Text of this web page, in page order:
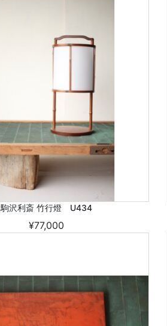
駒沢利斎 竹行燈 U434
¥77,000